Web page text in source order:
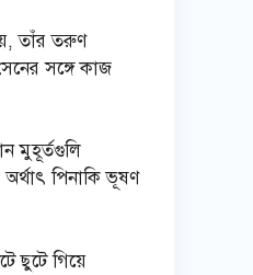
তাঁর তরুণ
সঙ্গে কাজ
মুহূর্তগুলি
পিনাকি ভূষণ
ছুটে গিয়ে